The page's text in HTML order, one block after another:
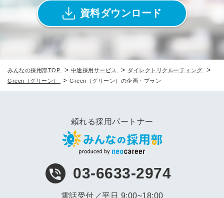
資料ダウンロード
みんなの採用部TOP > 中途採用サービス > ダイレクトリクルーティング >
Green（グリーン） > Green（グリーン）の企画・プラン
頼れる採用パートナー
03-6633-2974
電話受付／平日 9:00~18:00